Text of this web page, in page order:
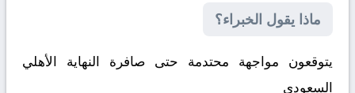
ماذا يقول الخبراء؟
يتوقعون مواجهة محتدمة حتى صافرة النهاية الأهلي
السعودي